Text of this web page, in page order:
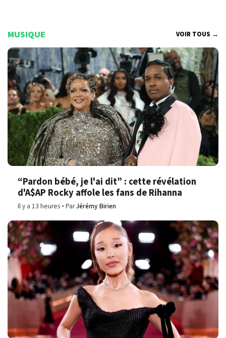
MUSIQUE VOIR TOUS →
“Pardon bébé, je l'ai dit” : cette révélation
d'A$AP Rocky affole les fans de Rihanna
Il y a 13 heures ParJérémy Birien